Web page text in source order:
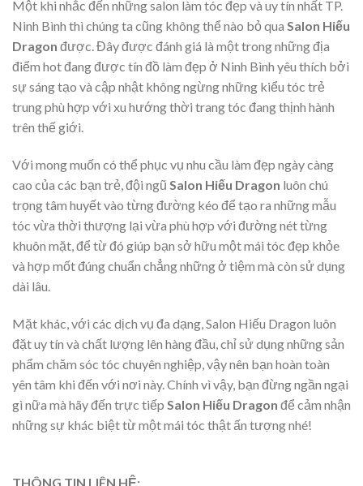
Một khi nhắc đến những salon làm tóc đẹp và uy tín nhất TP.
Ninh Bình thì chúng ta cũng không thể nào bỏ qua Salon Hiếu
Dragon được. Đây được đánh giá là một trong những địa
điểm hot đang được tín đồ làm đẹp ở Ninh Bình yêu thích bởi
sự sáng tạo và cập nhật không ngừng những kiểu tóc trẻ
trung phù hợp với xu hướng thời trang tóc đang thịnh hành
trên thế giới.
Với mong muốn có thể phục vụ nhu cầu làm đẹp ngày càng
cao của các bạn trẻ, đội ngũ Salon Hiếu Dragon luôn chú
trọng tâm huyết vào từng đường kéo để tạo ra những mẫu
tóc vừa thời thượng lại vừa phù hợp với đường nét từng
khuôn mặt, để từ đó giúp bạn sở hữu một mái tóc đẹp khỏe
và hợp mốt đúng chuẩn chẳng những ở tiệm mà còn sử dụng
dài lâu.
Mặt khác, với các dịch vụ đa dạng, Salon Hiếu Dragon luôn
đặt uy tín và chất lượng lên hàng đầu, chỉ sử dụng những sản
phẩm chăm sóc tóc chuyên nghiệp, vậy nên bạn hoàn toàn
yên tâm khi đến với nơi này. Chính vì vậy, bạn đừng ngần ngại
gì nữa mà hãy đến trực tiếp Salon Hiếu Dragon để cảm nhận
những sự khác biệt từ một mái tóc thật ấn tượng nhé!
THÔNG TIN LIÊN HỆ: